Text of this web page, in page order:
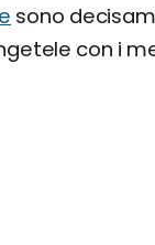
sono
con i